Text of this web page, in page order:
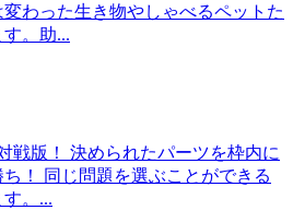
わった生き物やしゃべるペットた
。助...
戦版！ 決められたパーツを枠内に
！ 同じ問題を選ぶことができる
。...